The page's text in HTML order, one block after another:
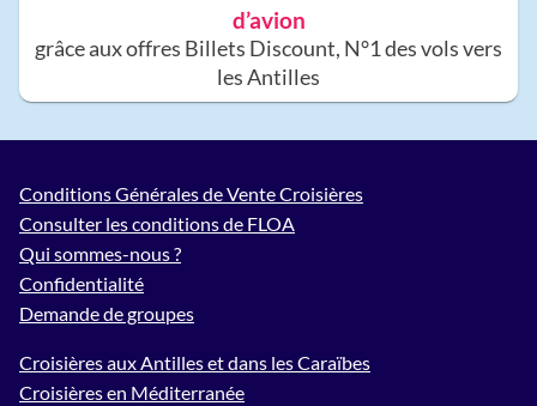
d’avion
grâce aux offres Billets Discount, N°1 des vols vers
les Antilles
Conditions Générales de Vente Croisières
Consulter les conditions de FLOA
Qui sommes-nous ?
Confidentialité
Demande de groupes
Croisières aux Antilles et dans les Caraïbes
Croisières en Méditerranée